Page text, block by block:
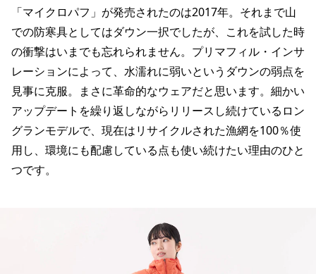
「マイクロパフ」が発売されたのは2017年。それまで山
での防寒具としてはダウン一択でしたが、これを試した時
の衝撃はいまでも忘れられません。プリマフィル・インサ
レーションによって、水濡れに弱いというダウンの弱点を
見事に克服。まさに革命的なウェアだと思います。細かい
アップデートを繰り返しながらリリースし続けているロン
グランモデルで、現在はリサイクルされた漁網を100％使
用し、環境にも配慮している点も使い続けたい理由のひと
つです。